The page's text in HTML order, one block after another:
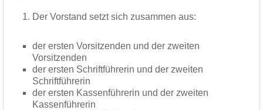
Der Vorstand setzt sich zusammen aus:
der ersten Vorsitzenden und der zweiten
Vorsitzenden
der ersten Schriftführerin und der zweiten
Schriftführerin
der ersten Kassenführerin und der zweiten
Kassenführerin